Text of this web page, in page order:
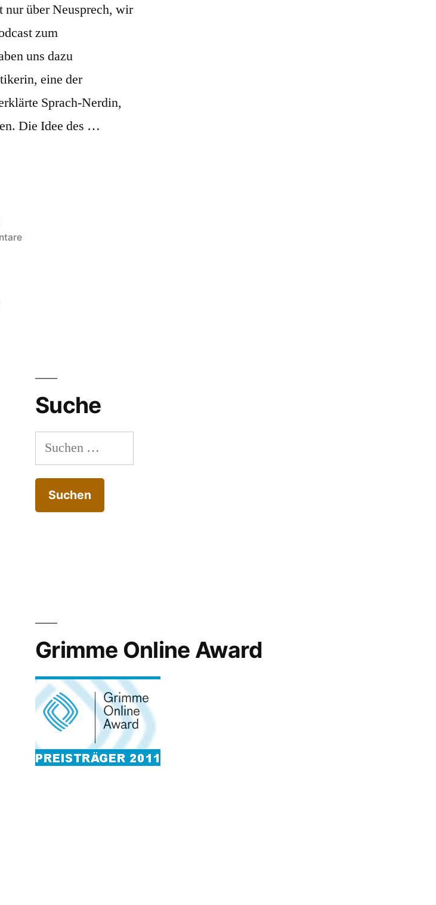
nur über Neusprech, wir
zum
uns dazu
eine der
Sprach-Nerdin,
Die Idee des …
zu
Suche
Suchen
nach:
Grimme Online Award